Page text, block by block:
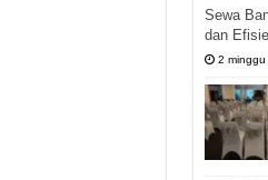
Sewa
dan
2 minggu